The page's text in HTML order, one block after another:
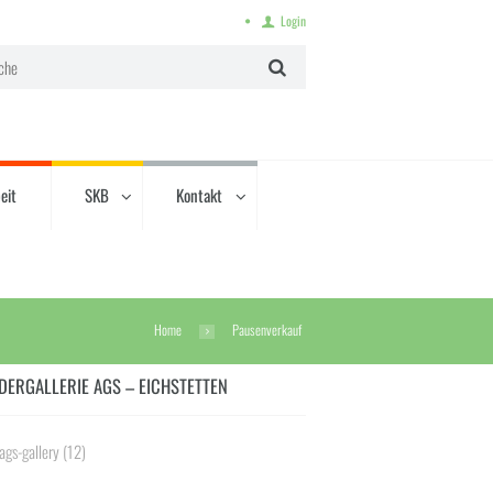
Login
SKB Kontakt
Home Pausenverkauf
AGS – EICHSTETTEN
ags-gallery (12)